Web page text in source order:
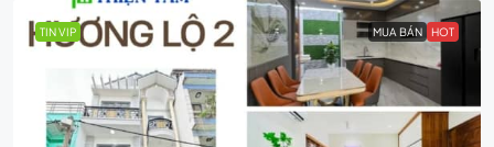
TIN VIP MUA BÁN HOT